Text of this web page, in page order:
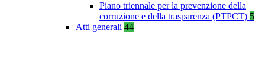
Piano triennale per la prevenzione della
corruzione e della trasparenza (PTPCT) 5
Atti generali 44